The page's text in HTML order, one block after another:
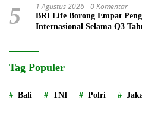
5 1 Agustus 2026 0 Komentar
BRI Life Borong Empat
Internasional Selama Q3
Tag Populer
Bali TNI Polri